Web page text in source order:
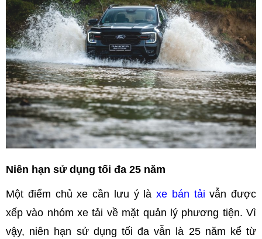
Niên hạn sử dụng tối đa 25 năm
Một điểm chủ xe cần lưu ý là xe bán tải vẫn được
xếp vào nhóm xe tải về mặt quản lý phương tiện. Vì
vậy, niên hạn sử dụng tối đa vẫn là 25 năm kể từ